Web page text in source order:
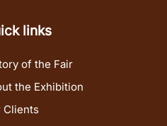
links
of the Fair
the Exhibition
Clients